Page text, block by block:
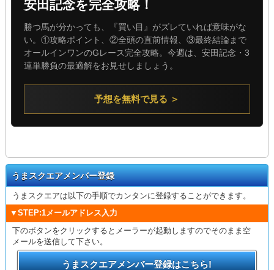
安田記念を完全攻略！
勝つ馬が分かっても、『買い目』がズレていれば意味がな
い。①攻略ポイント、②全頭の直前情報、③最終結論まで
オールインワンのGレース完全攻略。今週は、安田記念・3
連単勝負の最適解をお見せしましょう。
予想を無料で見る ＞
うまスクエアメンバー登録
うまスクエアは以下の手順でカンタンに登録することができます。
▼STEP:1メールアドレス入力
下のボタンをクリックするとメーラーが起動しますのでそのまま空
メールを送信して下さい。
うまスクエアメンバー登録はこちら!